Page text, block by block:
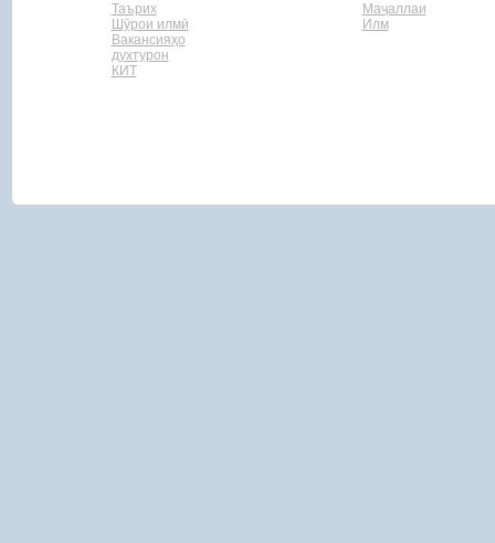
Таърих
Шӯрои илмӣ
Вакансияҳо
духтурон
КИТ
Маҷаллаи
Илм